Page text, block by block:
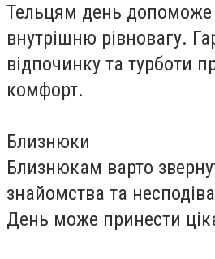
Тельцям день допоможе
внутрішню рівновагу.
відпочинку та турботи
комфорт.
Близнюки
Близнюкам варто
знайомства та
День може принести